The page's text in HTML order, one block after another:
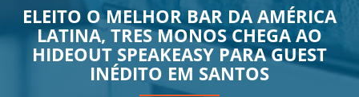
ELEITO O MELHOR BAR DA AMÉRICA
LATINA, TRES MONOS CHEGA AO
HIDEOUT SPEAKEASY PARA GUEST
INÉDITO EM SANTOS